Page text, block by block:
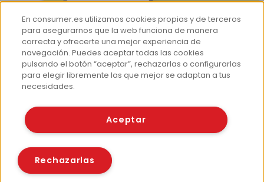
Hemeroteca
Contacto
Prensa
Corpus Lingüístico Consumer
© Fundación EROSKI
Políticas de cookies
En consumer.es utilizamos cookies propias y de terceros
para asegurarnos que la web funciona de manera
correcta y ofrecerte una mejor experiencia de
navegación. Puedes aceptar todas las cookies
pulsando el botón “aceptar”, rechazarlas o configurarlas
para elegir libremente las que mejor se adaptan a tus
necesidades.
Aceptar
Rechazarlas